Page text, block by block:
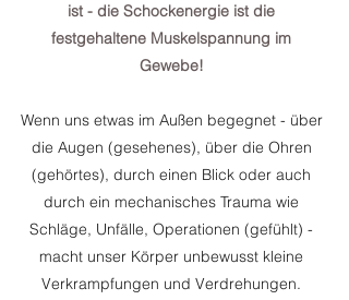
ist - die Schockenergie ist die
festgehaltene Muskelspannung im
Gewebe!
Wenn uns etwas im Außen begegnet - über
die Augen (gesehenes), über die Ohren
(gehörtes), durch einen Blick oder auch
durch ein mechanisches Trauma wie
Schläge, Unfälle, Operationen (gefühlt) -
macht unser Körper unbewusst kleine
Verkrampfungen und Verdrehungen.